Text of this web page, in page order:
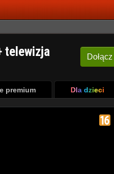
Dołącz
telewizja
premium Dla dzieci